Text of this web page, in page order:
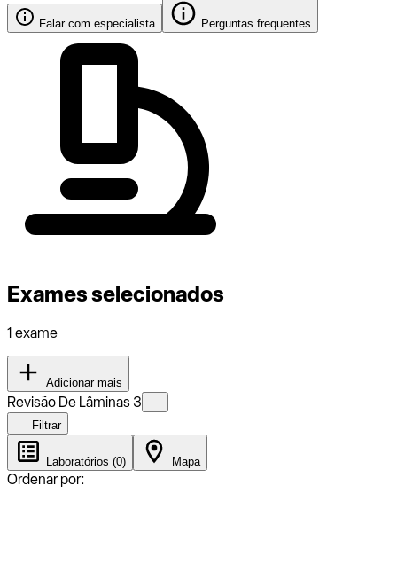
Falar com especialista Perguntas frequentes
Exames selecionados
1 exame
Adicionar mais
Revisão De Lâminas 3
Filtrar
Laboratórios (0) Mapa
Ordenar por: